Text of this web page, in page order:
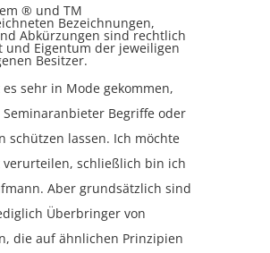
® und TM
Bezeichnungen,
Abkürzungen sind rechtlich
und Eigentum der jeweiligen
Besitzer.
sehr in Mode gekommen,
Seminaranbieter Begriffe oder
schützen lassen. Ich möchte
verurteilen, schließlich bin ich
Aber grundsätzlich sind
Überbringer von
die auf ähnlichen Prinzipien